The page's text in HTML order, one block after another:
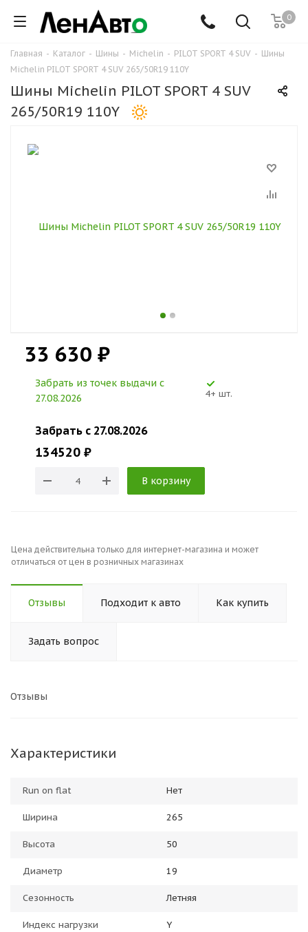
0
Главная - Каталог - Шины - Michelin - PILOT SPORT 4 SUV - Шины
Michelin PILOT SPORT 4 SUV 265/50R19 110Y
Шины Michelin PILOT SPORT 4 SUV
265/50R19 110Y
33 630 ₽
Забрать из точек выдачи c
27.08.2026
4+ шт.
Забрать c 27.08.2026
134520 ₽
В корзину
Цена действительна только для интернет-магазина и может
отличаться от цен в розничных магазинах
Отзывы Подходит к авто Как купить
Задать вопрос
Отзывы
Характеристики
Run on flat Нет
Ширина 265
Высота 50
Диаметр 19
Сезонность Летняя
Индекс нагрузки Y